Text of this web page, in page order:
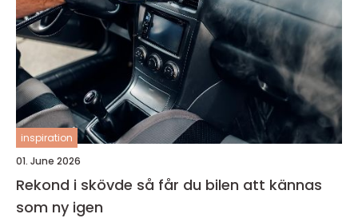
inspiration
01. June 2026
Rekond i skövde så får du bilen att kännas
som ny igen